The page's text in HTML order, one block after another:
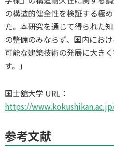
の構造的健全性を検証する極
た。本研究を通じて得られた
の整備のみならず、国内にお
可能な建築技術の発展に大き
す。」
国士舘大学 URL：
https://
参考文献